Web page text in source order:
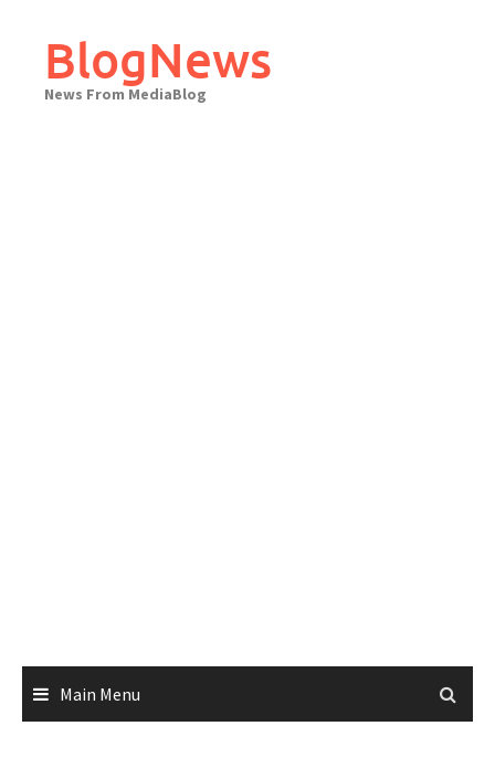
contentBlogNews
News From MediaBlog
Main Menu